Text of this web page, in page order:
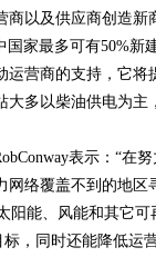
以及供应商创造新
国家最多可有50%
运营商的支持，它
大多以柴油供电为
表示：“在
络覆盖不到的地区
阳能、风能和其它
，同时还能降低运